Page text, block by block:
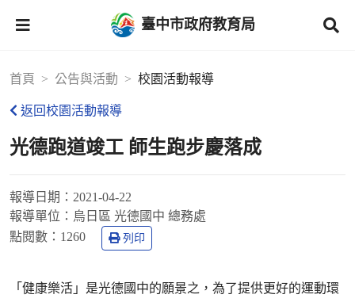
臺中市政府教育局
首頁 公告與活動 校園活動報導
返回校園活動報導
光德跑道竣工 師生跑步慶落成
報導日期： 2021-04-22
報導單位： 烏日區 光德國中 總務處
點閱數： 1260 列印
「健康樂活」是光德國中的願景之，為了提供更好的運動環